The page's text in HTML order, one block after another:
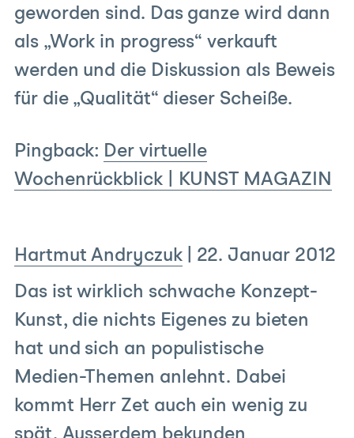
geworden sind. Das ganze wird dann
als „Work in progress“ verkauft
werden und die Diskussion als Beweis
für die „Qualität“ dieser Scheiße.
Pingback: Der virtuelle
Wochenrückblick | KUNST MAGAZIN
Hartmut Andryczuk
22. Januar 2012
Das ist wirklich schwache Konzept-
Kunst, die nichts Eigenes zu bieten
hat und sich an populistische
Medien-Themen anlehnt. Dabei
kommt Herr Zet auch ein wenig zu